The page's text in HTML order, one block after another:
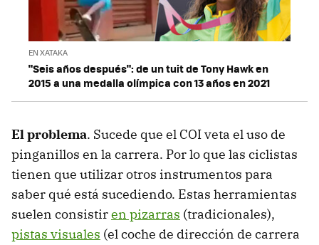
EN XATAKA
"Seis años después": de un tuit de Tony Hawk en
2015 a una medalla olímpica con 13 años en 2021
El problema. Sucede que el COI veta el uso de
pinganillos en la carrera. Por lo que las ciclistas
tienen que utilizar otros instrumentos para
saber qué está sucediendo. Estas herramientas
suelen consistiren pizarras (tradicionales),
pistas visuales (el coche de dirección de carrera